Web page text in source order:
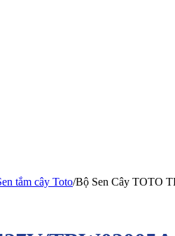
tắm cây Toto/Bộ Sen Cây TOTO